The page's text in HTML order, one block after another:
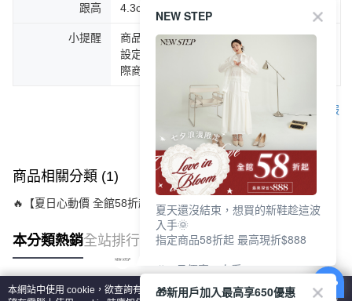
跟高 4.3cm
小提醒
商品圖片顏色會因拍攝燈光環境或個人螢幕
設定不同，而造成部份色差現象，顏色以實
際商品為主。
客服
商品相關分類 (1)
🔥【夏日心動價 全館58折起 】
本分類熱銷全站排行
本網站中使用 cookie，欲查詢有關本網站使用 cookie 方式之詳情，及若您不希
NEW STEP
夏天還沒結束，想買的新鞋趁這波
入手🌞
指定商品58折起 最高現折$888
🎉 8月優惠一次看
①LINE購物最高10%回饋
🎁新用戶加入最高享650優惠